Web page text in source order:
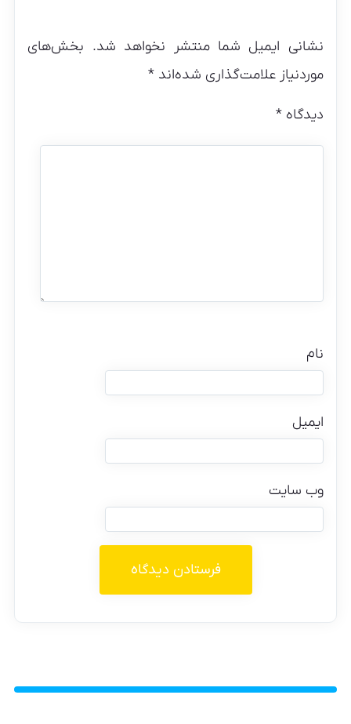
نشانی ایمیل شما منتشر نخواهد شد. بخش‌های
موردنیاز علامت‌گذاری شده‌اند*
دیدگاه*
نام
ایمیل
وب‌ سایت